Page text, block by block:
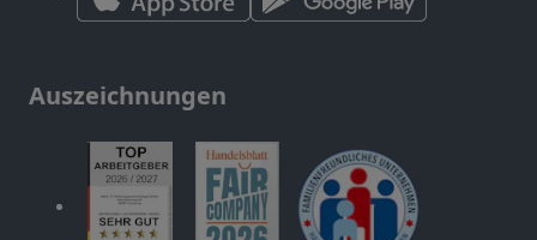
Auszeichnungen